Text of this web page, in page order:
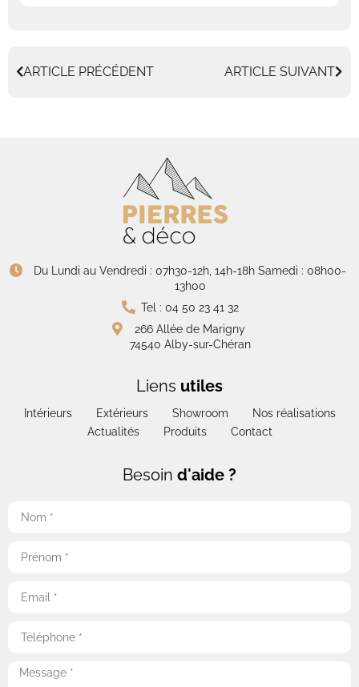
ARTICLE PRÉCÉDENT ARTICLE SUIVANT
Du Lundi au Vendredi : 07h30-12h, 14h-18h Samedi : 08h00-
13h00
Tel : 04 50 23 41 32
266 Allée de Marigny
74540 Alby-sur-Chéran
Liens utiles
Intérieurs Extérieurs Showroom
Nos réalisations
Actualités
Produits Contact
Besoin d'aide ?